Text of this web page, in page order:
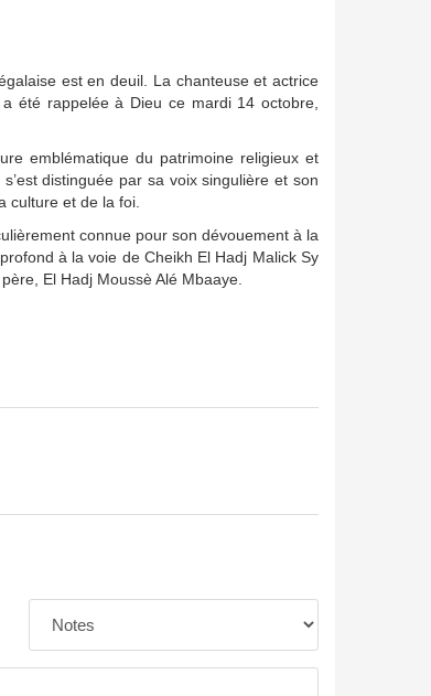
est en deuil. La chanteuse et actrice
été rappelée à Dieu ce mardi 14 octobre,
emblématique du patrimoine religieux et
distinguée par sa voix singulière et son
culture et de la foi.
connue pour son dévouement à la
à la voie de Cheikh El Hadj Malick Sy
El Hadj Moussè Alé Mbaaye.